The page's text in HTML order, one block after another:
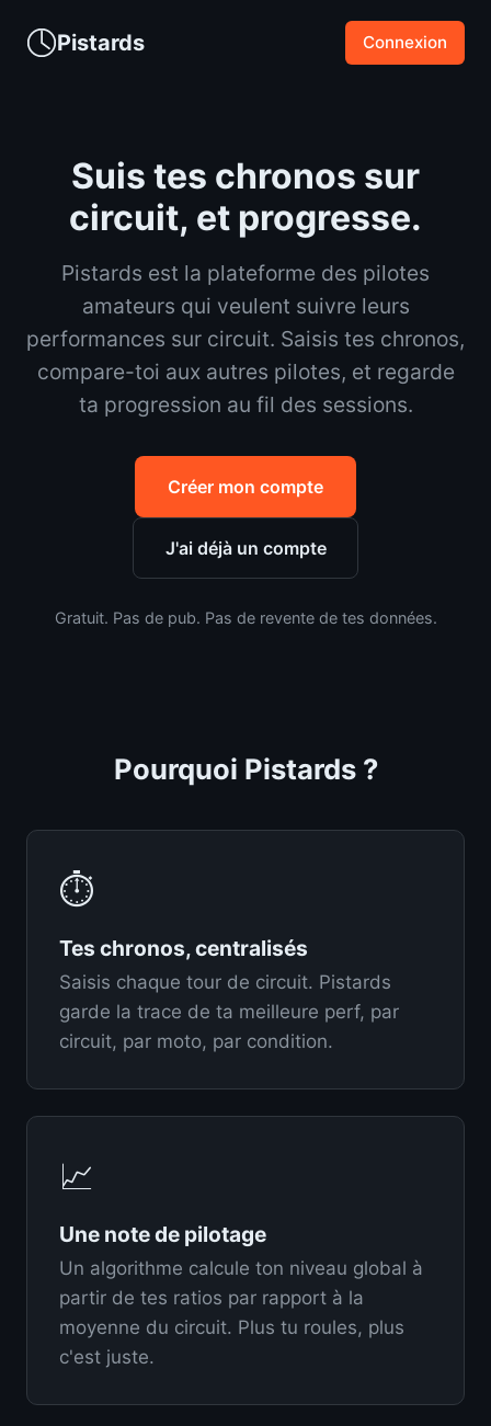
Pistards Connexion
Suis tes chronos sur
circuit, et progresse.
Pistards est la plateforme des pilotes
amateurs qui veulent suivre leurs
performances sur circuit. Saisis tes chronos,
compare-toi aux autres pilotes, et regarde
ta progression au fil des sessions.
Créer mon compte
J'ai déjà un compte
Gratuit. Pas de pub. Pas de revente de tes données.
Pourquoi Pistards ?
⏱️
Tes chronos, centralisés
Saisis chaque tour de circuit. Pistards
garde la trace de ta meilleure perf, par
circuit, par moto, par condition.
📈
Une note de pilotage
Un algorithme calcule ton niveau global à
partir de tes ratios par rapport à la
moyenne du circuit. Plus tu roules, plus
c'est juste.